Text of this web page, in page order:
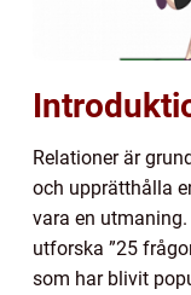
Relationer är
och upprätthålla
vara en
utforska ”25
som har blivit